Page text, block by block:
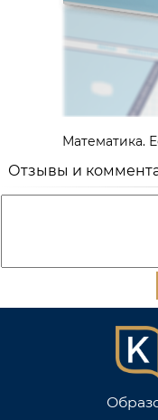
Математика.
Отзывы и